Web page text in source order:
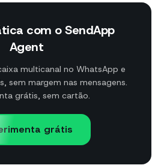
com o SendApp
Agent
multicanal no WhatsApp e
sem margem nas mensagens.
grátis, sem cartão.
grátis